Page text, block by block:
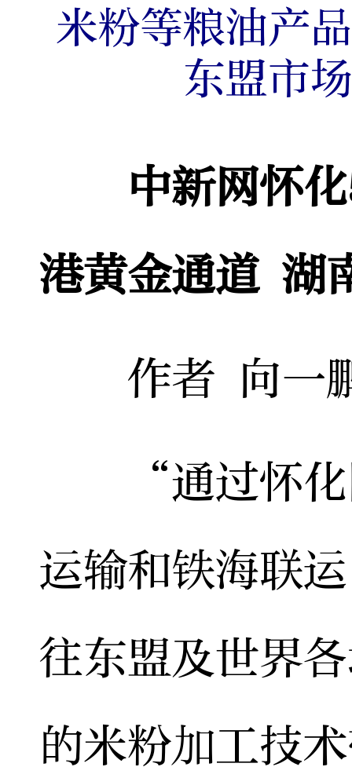
米粉等粮油产
东盟市
中新网怀
港黄金通道
作者 向一
“通过怀化
运输和铁海联
往东盟及世界
的米粉加工技